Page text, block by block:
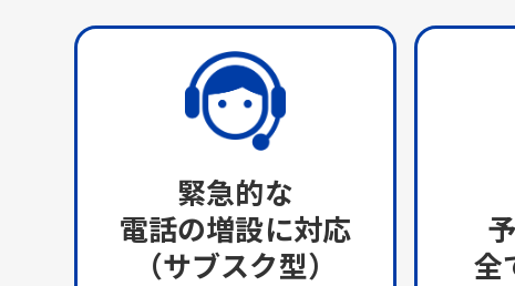
緊急的な
電話の増設に対応
（サブスク型）
全